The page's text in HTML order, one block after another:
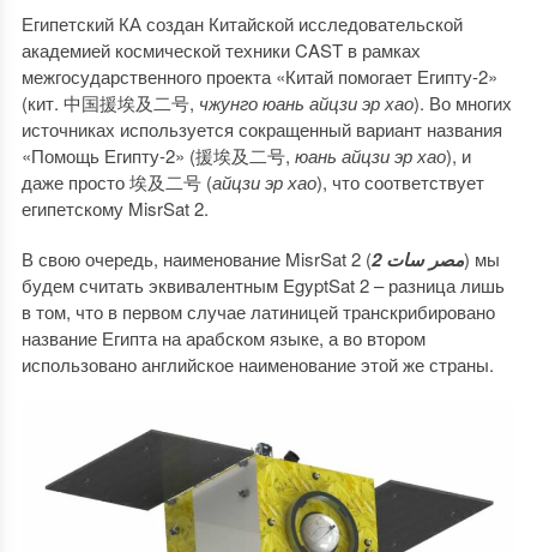
Египетский КА создан Китайской исследовательской
академией космической техники CAST в рамках
межгосударственного проекта «Китай помогает Египту-2»
(кит. 中国援埃及二号, чжунго юань айцзи эр хао). Во многих
источниках используется сокращенный вариант названия
«Помощь Египту-2» (援埃及二号, юань айцзи эр хао), и
даже просто 埃及二号 (айцзиэр хао), что соответствует
египетскому MisrSat 2.
В свою очередь, наименование MisrSat 2 ( مصر سات 2) мы
будем считать эквивалентным EgyptSat 2 – разница лишь
в том, что в первом случае латиницей транскрибировано
название Египта на арабском языке, а во втором
использовано английское наименование этой же страны.